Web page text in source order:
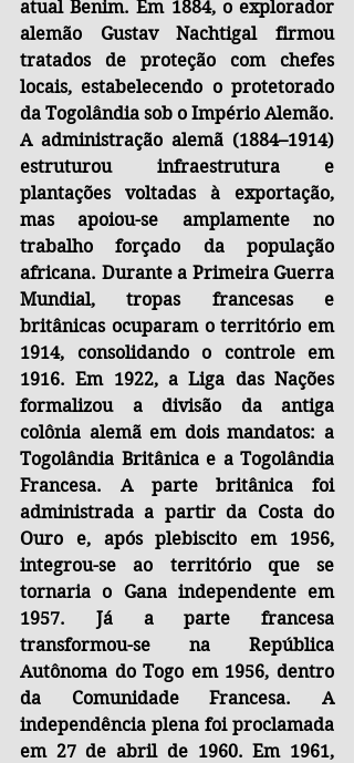
atual Benim. Em 1884, o explorador
alemão Gustav Nachtigal firmou
tratados de proteção com chefes
locais, estabelecendo o protetorado
da Togolândia sob o Império Alemão.
A administração alemã (1884–1914)
estruturou infraestrutura e
plantações voltadas à exportação,
mas apoiou-se amplamente no
trabalho forçado da população
africana. Durante a Primeira Guerra
Mundial, tropas francesas e
britânicas ocuparam o território em
1914, consolidando o controle em
1916. Em 1922, a Liga das Nações
formalizou a divisão da antiga
colônia alemã em dois mandatos: a
Togolândia Britânica e a Togolândia
Francesa. A parte britânica foi
administrada a partir da Costa do
Ouro e, após plebiscito em 1956,
integrou-se ao território que se
tornaria o Gana independente em
1957. Já a parte francesa
transformou-se na República
Autônoma do Togo em 1956, dentro
da Comunidade Francesa. A
independência plena foi proclamada
em 27 de abril de 1960. Em 1961,